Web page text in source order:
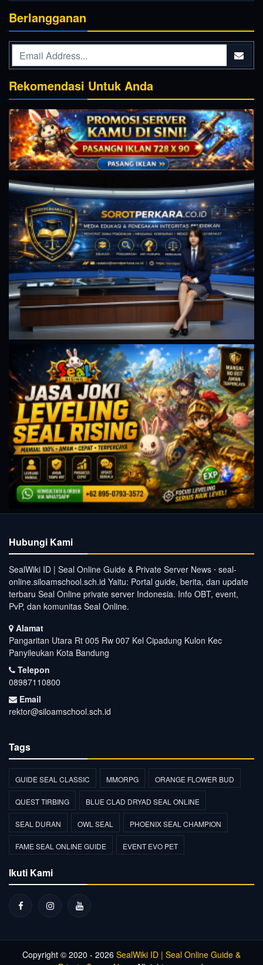
Berlangganan
Rekomendasi Untuk Anda
Hubungi Kami
SealWiki ID | Seal Online Guide & Private Server News ⋅ seal-
online.siloamschool.sch.id Yaitu: Portal guide, berita, dan update
terbaru Seal Online private server Indonesia. Info OBT, event,
PvP, dan komunitas Seal Online.
Alamat
Pangaritan Utara Rt 005 Rw 007 Kel Cipadung Kulon Kec
Panyileukan Kota Bandung
Telepon
08987110800
Email
rektor@siloamschool.sch.id
Tags
GUIDE SEAL CLASSIC MMORPG ORANGE FLOWER BUD
QUEST TIRBING BLUE CLAD DRYAD SEAL ONLINE
SEAL DURAN OWL SEAL PHOENIX SEAL CHAMPION
FAME SEAL ONLINE GUIDE EVENT EVO PET
Ikuti Kami
Copyright © 2020 - 2026 SealWiki ID | Seal Online Guide &